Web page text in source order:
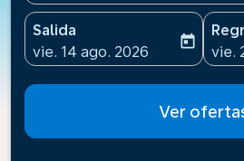
Salida
fc-booking-departure-date-
vie. 14 ago. 2026
today
fc-
vie.
Ver